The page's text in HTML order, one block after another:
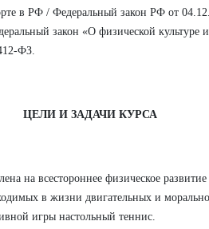
в РФ / Федеральный закон РФ от
закон «О физической культуре
ФЗ.
ЦЕЛИ И ЗАДАЧИ КУРСА
на всестороннее физическое
в жизни двигательных и
игры настольный теннис.